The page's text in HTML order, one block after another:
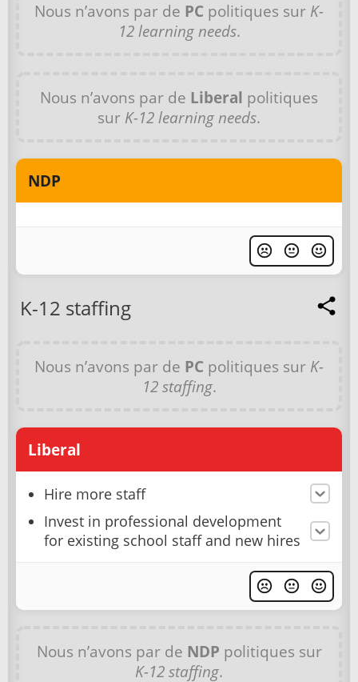
Nous n’avons par de PC politiques sur K-
12 learning needs.
Nous n’avons par de Liberal politiques
sur K-12 learning needs.
NDP
K-12 staffing
Nous n’avons par de PC politiques sur K-
12 staffing.
Liberal
Hire more staff
Invest in professional development
for existing school staff and new hires
Nous n’avons par de NDP politiques sur
K-12 staffing.